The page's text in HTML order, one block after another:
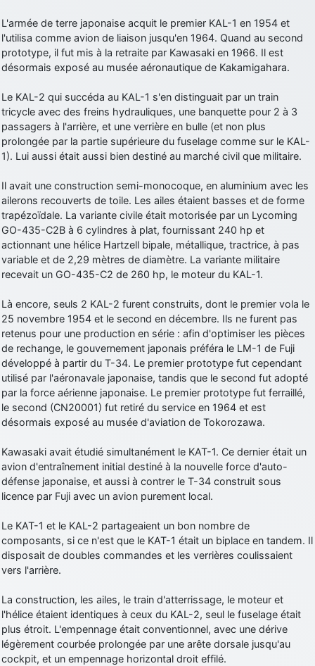
scientifique, tu as donc encore un peu de temps devant toi
yaellerigolow
: bonjour a tous je suis un élève de première
passionnée par l'aviation militaire , pourrais je savoir que faire après
le lycée pour s'orienter et pouvoir devenir officier de l'armée de l'air?
d9pouces: lesquels, par exemple ?
mahmoud: bonsoir, très instructif ce site .mais nous aimerions avoir
les photo des anciens appareils de l'armée de l'air de la haute -volta
d9pouces: Ça me casse quand même bien les pieds, j’avoue
d9pouces
: En espérant n’avoir coupé les accessoires de personne
au passage !
d9pouces: j'ai trouvé un palliatif un peu violent, mais ça devrait aller
un peu mieux
d9pouces : cette fois, c'est le Brésil et Singapour qui mettent le site
par terre
jericho: Ah ben je peux te confirmer que j'étais resté dans le filtre…
d9pouces: Désolé ! Mon filtrage a été un peu trop violent
manifestement
tout voir
L'armée de terre japonaise acquit le premier KAL-1 en 1954 et
l'utilisa comme avion de liaison jusqu'en 1964. Quand au second
prototype, il fut mis à la retraite par Kawasaki en 1966. Il est
désormais exposé au musée aéronautique de Kakamigahara.
Le KAL-2 qui succéda au KAL-1 s'en distinguait par un train
tricycle avec des freins hydrauliques, une banquette pour 2 à 3
passagers à l'arrière, et une verrière en bulle (et non plus
prolongée par la partie supérieure du fuselage comme sur le KAL-
1). Lui aussi était aussi bien destiné au marché civil que militaire.
Il avait une construction semi-monocoque, en aluminium avec les
ailerons recouverts de toile. Les ailes étaient basses et de forme
trapézoïdale. La variante civile était motorisée par un Lycoming
GO-435-C2B à 6 cylindres à plat, fournissant 240 hp et
actionnant une hélice Hartzell bipale, métallique, tractrice, à pas
variable et de 2,29 mètres de diamètre. La variante militaire
recevait un GO-435-C2 de 260 hp, le moteur du KAL-1.
Là encore, seuls 2 KAL-2 furent construits, dont le premier vola le
25 novembre 1954 et le second en décembre. Ils ne furent pas
retenus pour une production en série : afin d'optimiser les pièces
de rechange, le gouvernement japonais préféra le LM-1 de Fuji
développé à partir du T-34. Le premier prototype fut cependant
utilisé par l'aéronavale japonaise, tandis que le second fut adopté
par la force aérienne japonaise. Le premier prototype fut ferraillé,
le second (CN20001) fut retiré du service en 1964 et est
désormais exposé au musée d'aviation de Tokorozawa.
Kawasaki avait étudié simultanément le KAT-1. Ce dernier était un
avion d'entraînement initial destiné à la nouvelle force d'auto-
défense japonaise, et aussi à contrer le T-34 construit sous
licence par Fuji avec un avion purement local.
Le KAT-1 et le KAL-2 partageaient un bon nombre de
composants, si ce n'est que le KAT-1 était un biplace en tandem. Il
disposait de doubles commandes et les verrières coulissaient
vers l'arrière.
La construction, les ailes, le train d'atterrissage, le moteur et
l'hélice étaient identiques à ceux du KAL-2, seul le fuselage était
plus étroit. L'empennage était conventionnel, avec une dérive
légèrement courbée prolongée par une arête dorsale jusqu'au
cockpit, et un empennage horizontal droit effilé.